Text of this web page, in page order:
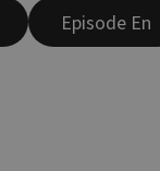
Episode En